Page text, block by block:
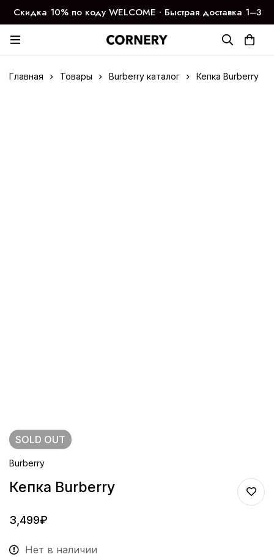
Скидка 10% по коду WELCOME ∙ Быстрая доставка 1–3
дня
Главная Товары Burberry каталог Кепка Burberry
SOLD OUT
Burberry
Кепка Burberry
3,499₽
Нет в наличии